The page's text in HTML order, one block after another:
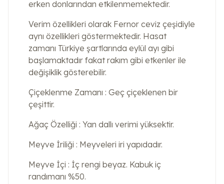
erken donlarından etkilenmemektedir.
Verim özellikleri olarak Fernor ceviz çeşidiyle
aynı özellikleri göstermektedir. Hasat
zamanı Türkiye şartlarında eylül ayı gibi
başlamaktadır fakat rakım gibi etkenler ile
değişiklik gösterebilir.
Çiçeklenme Zamanı : Geç çiçeklenen bir
çeşittir.
Ağaç Özelliği : Yan dallı verimi yüksektir.
Meyve İriliği : Meyveleri iri yapıdadır.
Meyve İçi : İç rengi beyaz. Kabuk iç
randımanı %50.